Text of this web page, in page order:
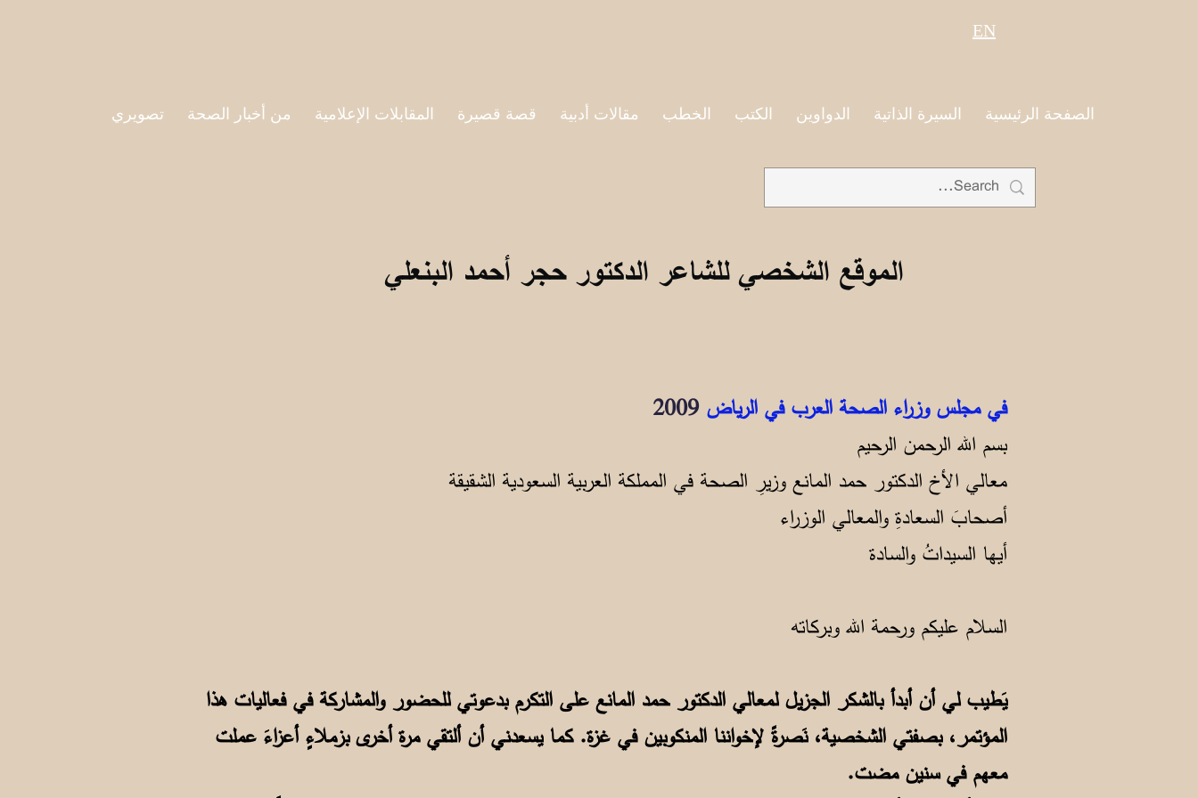
EN
الصفحة الرئيسية السيرة الذاتية الدواوين الكتب الخطب مقالات أدبية قصة قصيرة المقابلات الإعلامية من أخبار الصحة تصويري
الموقع الشخصي للشاعر الدكتور حجر أحمد البنعلي
في مجلس وزراء الصحة العرب في الرياض2009
بسم الله الرحمن الرحيم
معالي الأخ الدكتور حمد المانع وزيرِ الصحة في المملكة العربية السعودية الشقيقة
أصحابَ السعادةِ والمعالي الوزراء
أيها السيداتُ والسادة
السلام عليكم ورحمة الله وبركاته
يَطيب لي أن أبدأ بالشكر الجزيل لمعالي الدكتور حمد المانع على التكرم بدعوتي للحضور والمشاركة في فعاليات هذا
المؤتمر، بصفتي الشخصية، نَصرةً لإخواننا المنكوبين في غزة. كما يسعدني أن ألتقي مرة أخرى بزملاءٍ أعزاءَ عملت
معهم في سنين مضت.